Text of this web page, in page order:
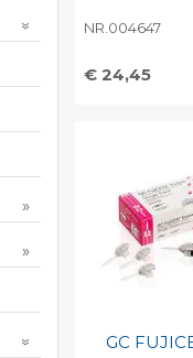
NR.004647
€ 24,45
GC